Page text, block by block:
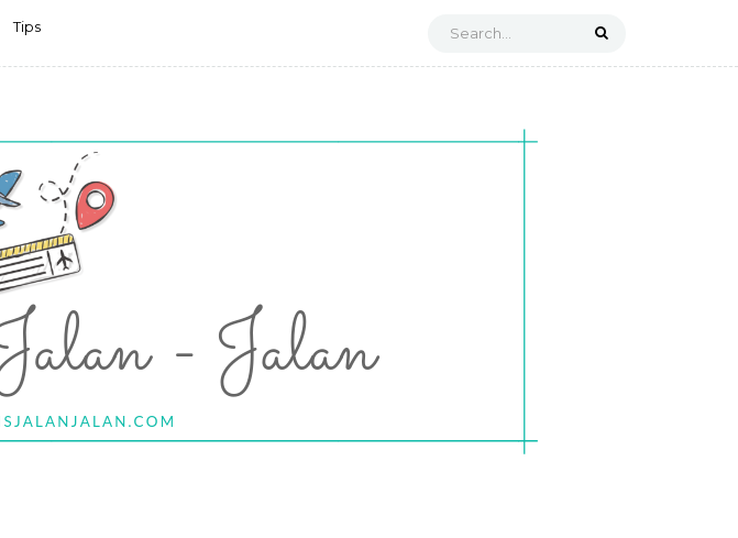
Tips